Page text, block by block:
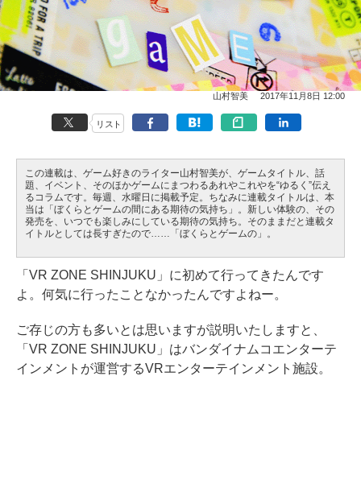
山村智美 2017年11月8日 12:00
リスト
この連載は、ゲーム好きのライター山村智美が、ゲームタイトル、話
題、イベント、そのほかゲームにまつわるあれやこれやを“ゆるく”伝え
るコラムです。毎週、水曜日に掲載予定。ちなみに連載タイトルは、本
当は「ぼくらとゲームの間にある期待の気持ち」。新しい体験の、その
発売を、いつでも楽しみにしている期待の気持ち。そのままだと連載タ
イトルとしては長すぎたので……「ぼくらとゲームの」。
「VR ZONE SHINJUKU」に初めて行ってきたんです
よ。何気に行ったことなかったんですよねー。
ご存じの方も多いとは思いますが説明いたしますと、
「VR ZONE SHINJUKU」はバンダイナムコエンターテ
インメントが運営するVRエンターテインメント施設。